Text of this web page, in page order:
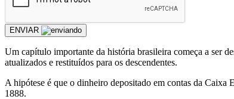
ENVIAR
Um capítulo importante da história brasileira começa a ser
atualizados e restituídos para os descendentes.
A hipótese é que o dinheiro depositado em contas da Caixa
1888.